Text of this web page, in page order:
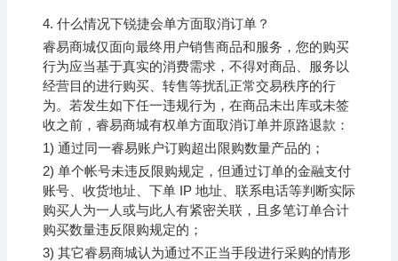
4. 什么情况下锐捷会单方面取消订单？
睿易商城仅面向最终用户销售商品和服务，您的购买
行为应当基于真实的消费需求，不得对商品、服务以
经营目的进行购买、转售等扰乱正常交易秩序的行
为。若发生如下任一违规行为，在商品未出库或未签
收之前，睿易商城有权单方面取消订单并原路退款：
1) 通过同一睿易账户订购超出限购数量产品的；
2) 单个帐号未违反限购规定，但通过订单的金融支付
账号、收货地址、下单 IP 地址、联系电话等判断实际
购买人为一人或与此人有紧密关联，且多笔订单合计
购买数量违反限购规定的；
3) 其它睿易商城认为通过不正当手段进行采购的情形